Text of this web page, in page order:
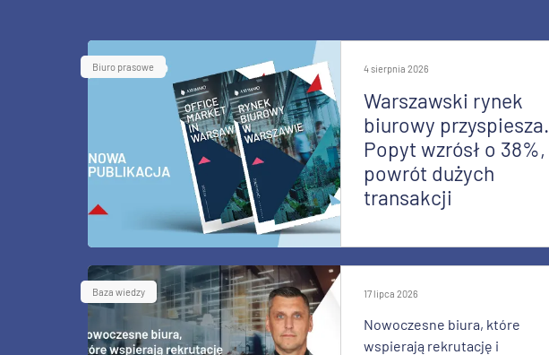
Biuro prasowe 4 sierpnia 2026
Warszawski rynek
biurowy przyspiesza.
Popyt wzrósł o 38%,
powrót dużych
transakcji
Baza wiedzy 17 lipca 2026
Nowoczesne biura, które
wspierają rekrutację i